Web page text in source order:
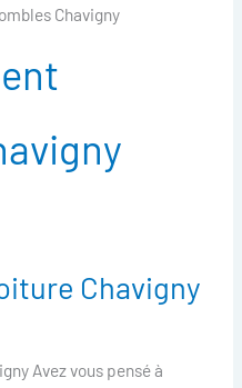
Chavigny
Chavigny
Avez vous pensé à